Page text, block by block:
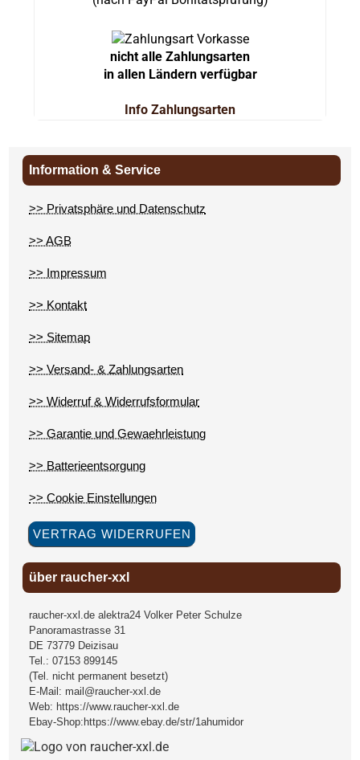
nicht alle Zahlungsarten
in allen Ländern verfügbar
Info Zahlungsarten
Information & Service
>> Privatsphäre und Datenschutz
>> AGB
>> Impressum
>> Kontakt
>> Sitemap
>> Versand- & Zahlungsarten
>> Widerruf & Widerrufsformular
>> Garantie und Gewaehrleistung
>> Batterieentsorgung
>> Cookie Einstellungen
VERTRAG WIDERRUFEN
über raucher-xxl
raucher-xxl.de alektra24 Volker Peter Schulze
Panoramastrasse 31
DE 73779 Deizisau
Tel.:07153 899145
(Tel. nicht permanent besetzt)
E-Mail: mail@raucher-xxl.de
Web: https://www.raucher-xxl.de
Ebay-Shop: https://www.ebay.de/str/1ahumidor